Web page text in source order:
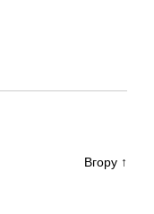
Вгору ↑